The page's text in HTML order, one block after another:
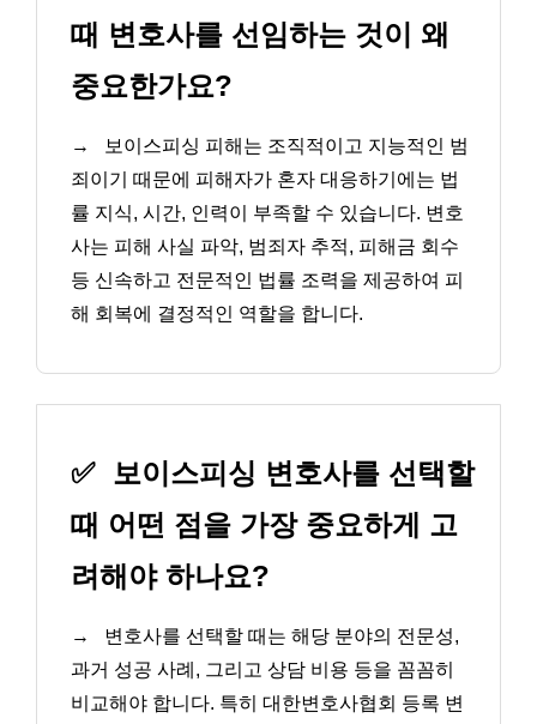
때 변호사를 선임하는 것이 왜
중요한가요?
→
보이스피싱 피해는 조직적이고 지능적인 범
죄이기 때문에 피해자가 혼자 대응하기에는 법
률 지식, 시간, 인력이 부족할 수 있습니다. 변호
사는 피해 사실 파악, 범죄자 추적, 피해금 회수
등 신속하고 전문적인 법률 조력을 제공하여 피
해 회복에 결정적인 역할을 합니다.
✅ 보이스피싱 변호사를 선택할
때 어떤 점을 가장 중요하게 고
려해야 하나요?
→
변호사를 선택할 때는 해당 분야의 전문성,
과거 성공 사례, 그리고 상담 비용 등을 꼼꼼히
비교해야 합니다. 특히 대한변호사협회 등록 변